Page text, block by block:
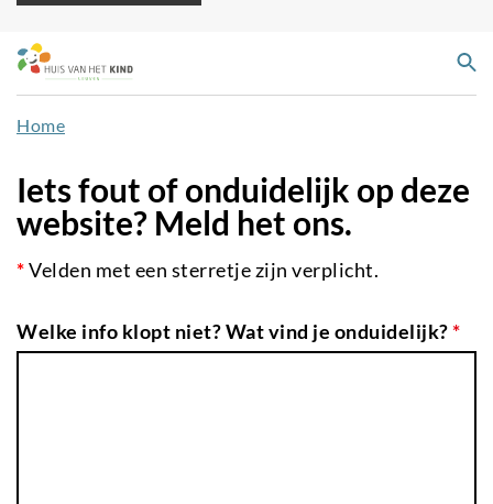
Overslaan
en
naar
de
gaan
Home
Iets fout of onduidelijk op deze
website? Meld het ons.
*Velden met een sterretje zijn verplicht.
Welke info klopt niet? Wat vind je onduidelijk?*